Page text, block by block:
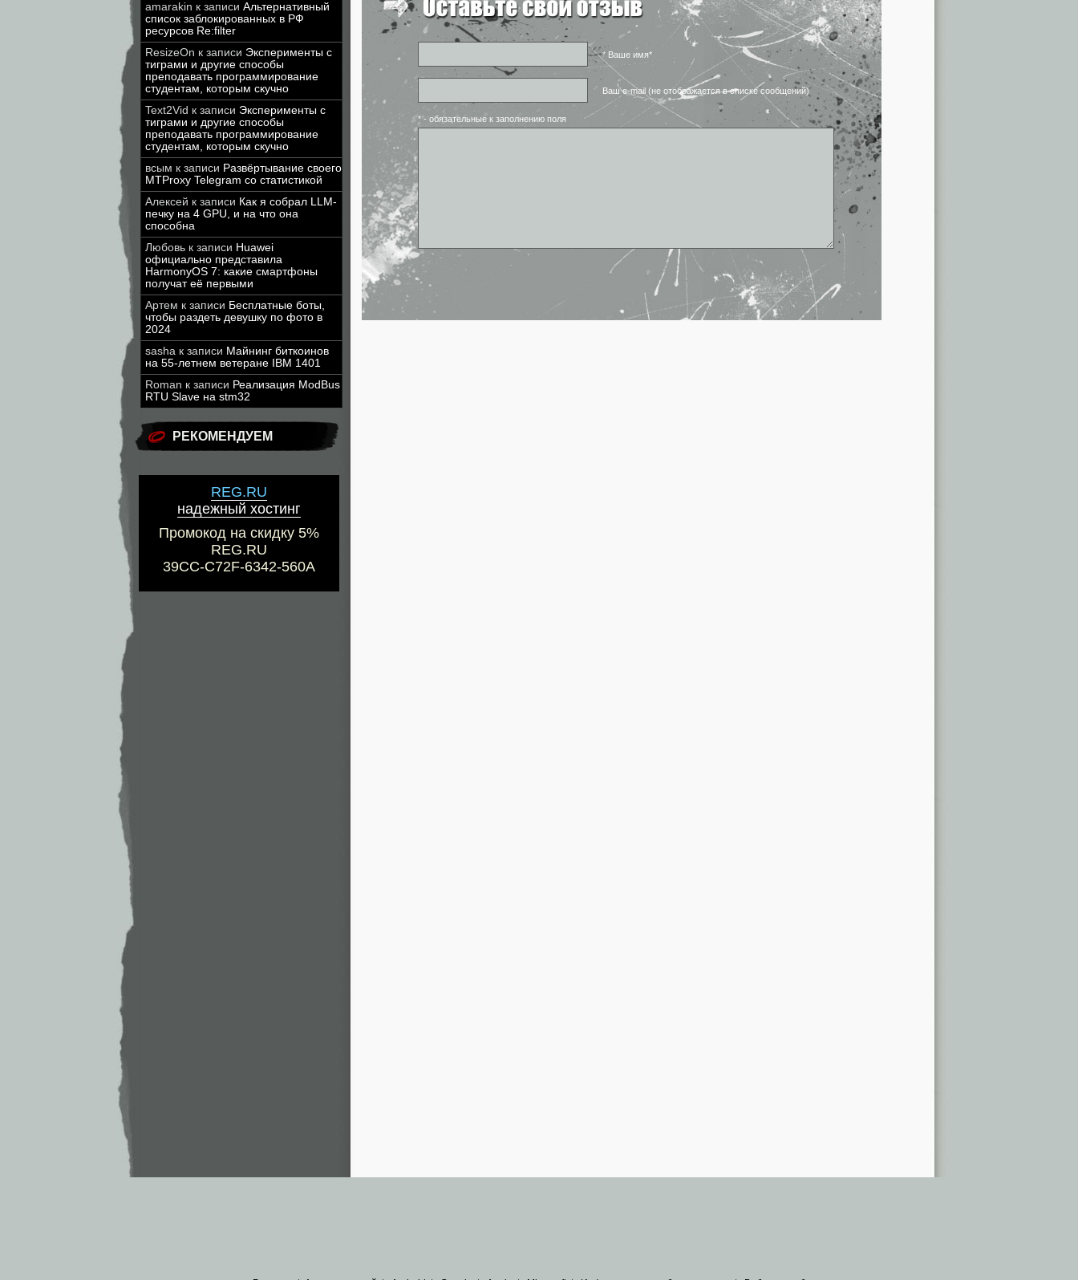
amarakin к записи Альтернативный
список заблокированных в РФ
ресурсов Re:filter
ResizeOn к записи Эксперименты с
тиграми и другие способы
преподавать программирование
студентам, которым скучно
Text2Vid к записи Эксперименты с
тиграми и другие способы
преподавать программирование
студентам, которым скучно
всым к записи Развёртывание своего
MTProxy Telegram со статистикой
Алексей к записи Как я собрал LLM-
печку на 4 GPU, и на что она
способна
Любовь к записи Huawei
официально представила
HarmonyOS 7: какие смартфоны
получат её первыми
Артем к записи Бесплатные боты,
чтобы раздеть девушку по фото в
2024
sasha к записи Майнинг биткоинов
на 55-летнем ветеране IBM 1401
Roman к записи Реализация ModBus
RTU Slave на stm32
РЕКОМЕНДУЕМ
REG.RU
надежный хостинг
Промокод на скидку 5%
REG.RU
39CC-C72F-6342-560A
* Ваше имя*
Ваш e-mail (не отображается в списке сообщений)
* - обязательные к заполнению поля